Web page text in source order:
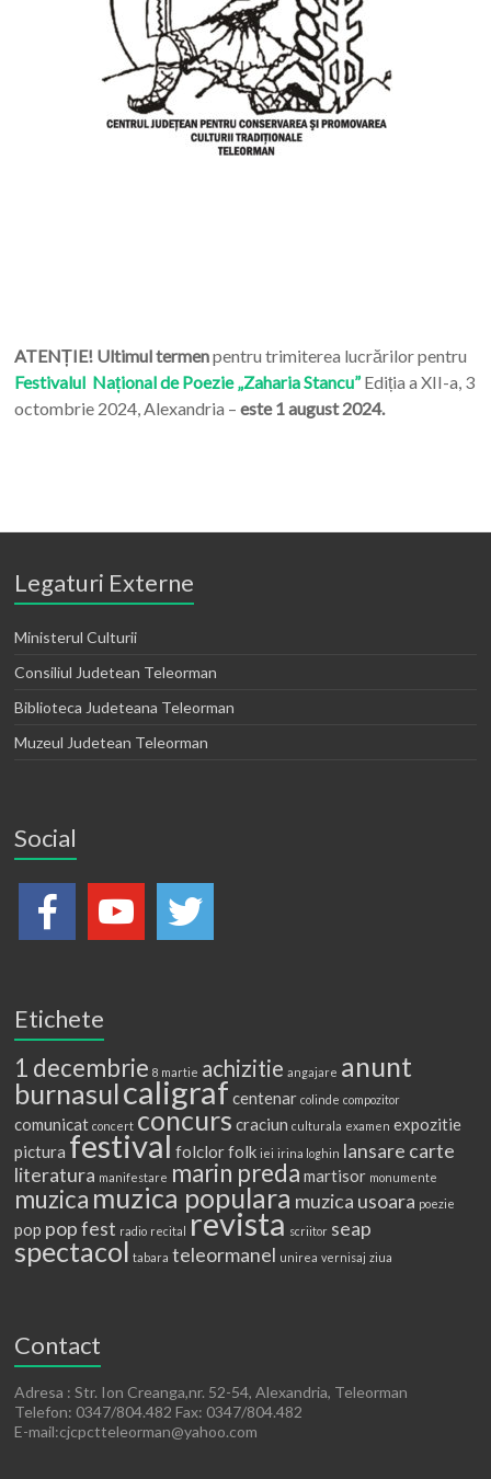
ATENȚIE! Ultimul termenpentru trimiterea lucrărilor pentru
Festivalul Național de Poezie „Zaharia Stancu”Ediția a XII-a, 3
octombrie 2024, Alexandria – este 1 august 2024.
Legaturi Externe
Ministerul Culturii
Consiliul Judetean Teleorman
Biblioteca Judeteana Teleorman
Muzeul Judetean Teleorman
Social
Etichete
1 decembrie 8 martie achizitie angajare anunt
burnasulcaligraf centenar colinde compozitor
comunicat concert concurs craciun culturala examen expozitie
pictura festival folclorfolk iei irina loghin lansare carte
literatura manifestare marin preda martisor monumente
muzica muzica populara muzica usoara poezie
pop pop fest radio recital revista scriitor seap
spectacol tabara teleormanel unirea vernisaj ziua
Contact
Adresa : Str. Ion Creanga,nr. 52-54, Alexandria, Teleorman
Telefon: 0347/804.482 Fax: 0347/804.482
E-mail:cjcpctteleorman@yahoo.com